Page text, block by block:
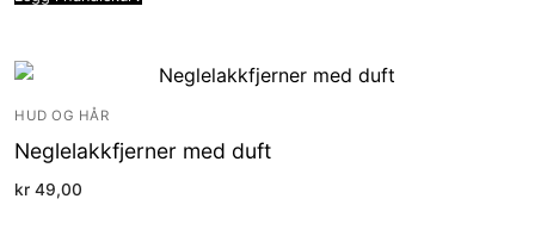
HUD OG HÅR
Neglelakkfjerner med duft
kr 49,00